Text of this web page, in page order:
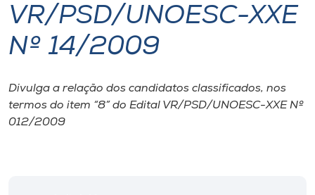
I.nova
Cultura
VR/PSD/UNOESC-XXE
Nº 14/2009
Divulga a relação dos candidatos classificados, nos
termos do item “8” do Edital VR/PSD/UNOESC-XXE Nº
012/2009